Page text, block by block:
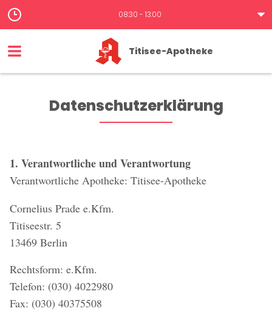
08:30 - 13:00
Titisee-Apotheke
Datenschutzerklärung
1. Verantwortliche und Verantwortung
Verantwortliche Apotheke: Titisee-Apotheke
Cornelius Prade e.Kfm.
Titiseestr. 5
13469 Berlin
Rechtsform: e.Kfm.
Telefon: (030) 4022980
Fax: (030) 40375508